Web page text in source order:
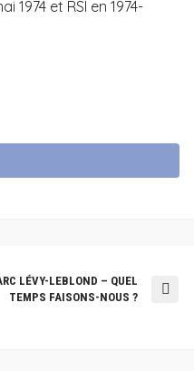
1974 et RSI en 1974-
LÉVY-LEBLOND – QUEL
TEMPS FAISONS-NOUS ?